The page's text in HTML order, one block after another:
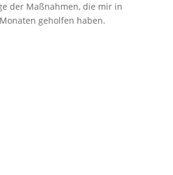
der Maßnahmen, die mir in
geholfen haben.